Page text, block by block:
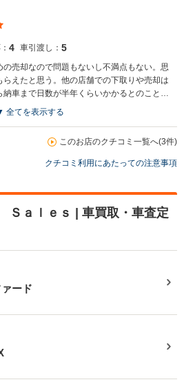
4 車引渡し： 5
売却なので問題もないし不満点もない。思
えたと思う。他の店舗での下取りや売却は
車まで日数が半年くらいかかるとのことな
全てを表示する
このお店のクチコミ一覧へ(3件)
クチコミ利用にあたっての注意事項
ａｌｅｓ | 車買取・車査定
ード